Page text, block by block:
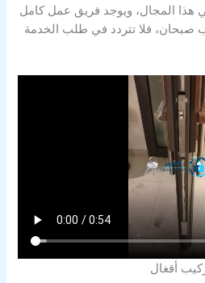
في هذا المجال، ويوجد فريق عمل كامل
فلا تتردد في طلب الخدمة
أقغال